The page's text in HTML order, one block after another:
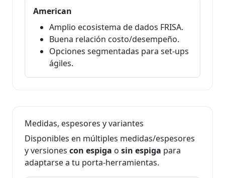
American
Amplio ecosistema de dados FRISA.
Buena relación costo/desempeño.
Opciones segmentadas para set-ups
ágiles.
Medidas, espesores y variantes
Disponibles en múltiples medidas/espesores
y versiones con espiga o sin espiga para
adaptarse a tu porta-herramientas.